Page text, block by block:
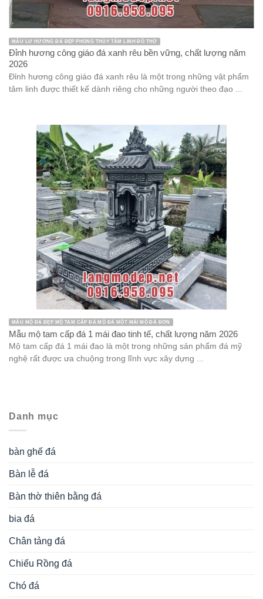
MẪU LƯ HƯƠNG ĐÁ ĐẸP PHONG THỦY TÂM LINH ĐỒ THỜ
Đỉnh hương công giáo đá xanh rêu bền vững, chất lượng năm
2026
Đỉnh hương công giáo đá xanh rêu là một trong những vật phẩm
tâm linh được thiết kế dành riêng cho những người theo đạo ...
MẪU MỘ ĐÁ ĐẸP MỘ TAM CẤP ĐÁ MỘ ĐÁ MỘT MÁI MỘ ĐÁ ĐƠN
Mẫu mộ tam cấp đá 1 mái đao tinh tế, chất lượng năm 2026
Mộ tam cấp đá 1 mái đao là một trong những sản phẩm đá mỹ
nghệ rất được ưa chuộng trong lĩnh vực xây dựng ...
Danh mục
bàn ghế đá
Bàn lễ đá
Bàn thờ thiên bằng đá
bia đá
Chân tảng đá
Chiếu Rồng đá
Chó đá